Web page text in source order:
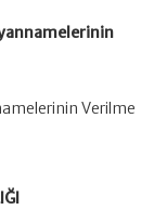
Verilme